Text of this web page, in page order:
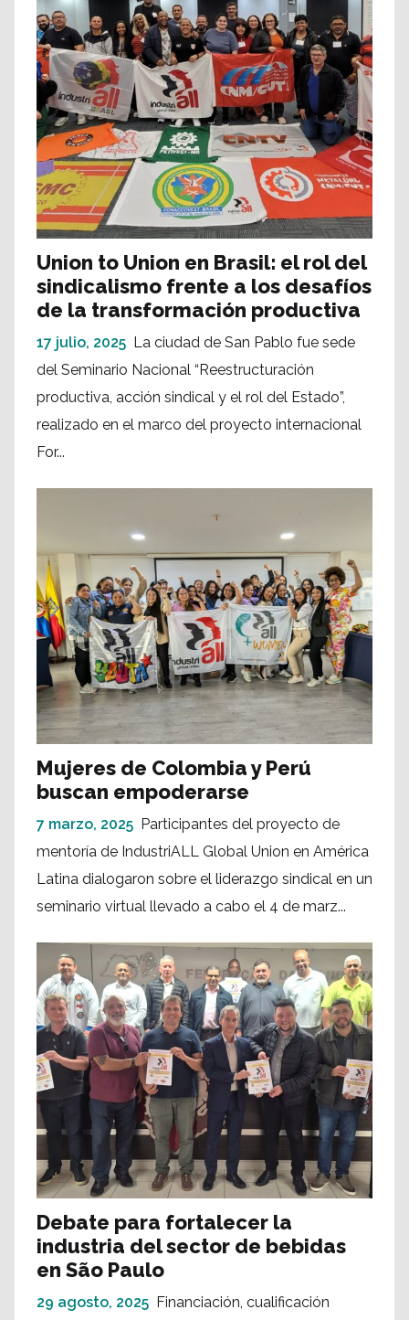
Union to Union en Brasil: el rol del
sindicalismo frente a los desafíos
de la transformación productiva
17 julio, 2025 La ciudad de San Pablo fue sede
del Seminario Nacional “Reestructuración
productiva, acción sindical y el rol del Estado”,
realizado en el marco del proyecto internacional
For...
Mujeres de Colombia y Perú
buscan empoderarse
7 marzo, 2025 Participantes del proyecto de
mentoría de IndustriALL Global Union en América
Latina dialogaron sobre el liderazgo sindical en un
seminario virtual llevado a cabo el 4 de marz...
Debate para fortalecer la
industria del sector de bebidas
en São Paulo
29 agosto, 2025 Financiación, cualificación